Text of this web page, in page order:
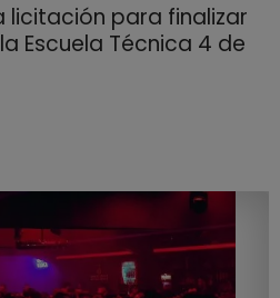
licitación para finalizar
Escuela Técnica 4 de